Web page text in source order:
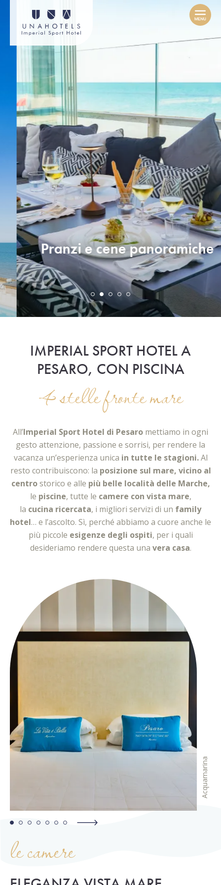
Pranzi e cene panoramiche
IMPERIAL SPORT HOTEL A
PESARO, CON PISCINA
4 stelle fronte mare
All’Imperial Sport Hotel di Pesaro mettiamo in ogni
gesto attenzione, passione e sorrisi, per rendere la
vacanza un’esperienza unica in tutte le stagioni.Al
resto contribuiscono: la posizione sul mare, vicino al
centrostorico e alle più belle località delle Marche,
le piscine, tutte le camere con vista mare,
la cucina ricercata, i migliori servizi di un family
hotel… e l’ascolto. Sì, perché abbiamo a cuore anche le
più piccole esigenze degli ospiti, per i quali
desideriamo rendere questa una vera casa.
Acquamarina
le camere